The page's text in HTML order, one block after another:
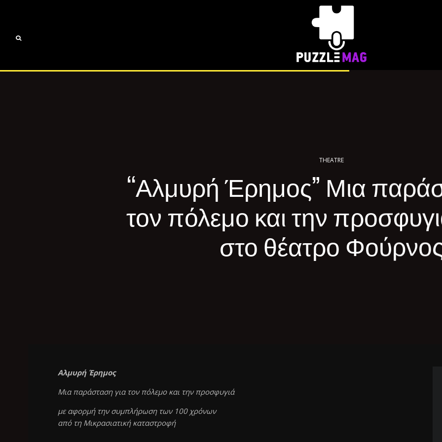
THEATRE
“Αλμυρή Έρημος” Μια
τον πόλεμο και την
στο θέατρο
Αλμυρή Έρημος
Μια παράσταση για τον πόλεμο και την προσφυγιά
με αφορμή την συμπλήρωση των 100 χρόνων
από τη Μικρασιατική καταστροφή